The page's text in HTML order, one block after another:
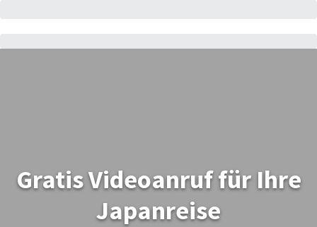
Gratis Videoanruf für Ihre
Japanreise